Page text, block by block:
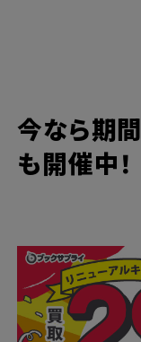
今なら期
も開催中！